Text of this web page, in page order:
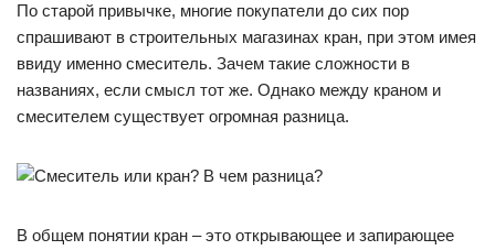
По старой привычке, многие покупатели до сих пор
спрашивают в строительных магазинах кран, при этом имея
ввиду именно смеситель. Зачем такие сложности в
названиях, если смысл тот же. Однако между краном и
смесителем существует огромная разница.
В общем понятии кран – это открывающее и запирающее